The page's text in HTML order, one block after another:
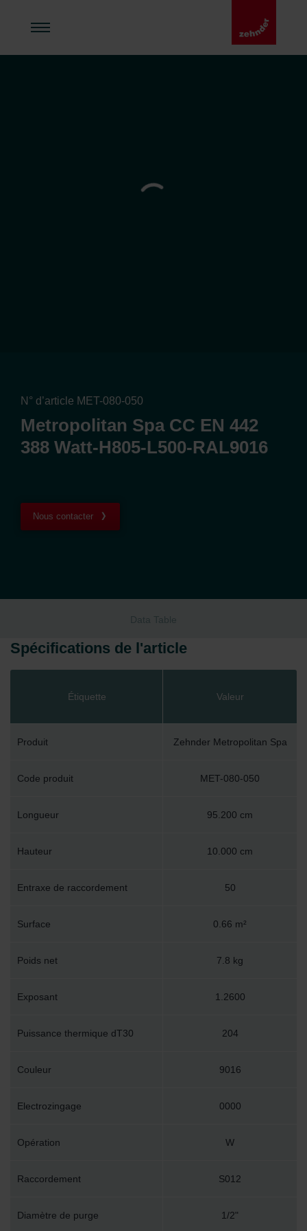
N° d’article MET-080-050
Metropolitan Spa CC EN 442
388 Watt-H805-L500-RAL9016
Nous contacter
Data Table
Spécifications de l'article
Étiquette Valeur
Produit Zehnder Metropolitan Spa
Code produit MET-080-050
Longueur 95.200 cm
Hauteur 10.000 cm
Entraxe de raccordement 50
Surface 0.66 m²
Poids net 7.8 kg
Exposant 1.2600
Puissance thermique dT30 204
Couleur 9016
Electrozingage 0000
Opération W
Raccordement S012
Diamètre de purge 1/2"